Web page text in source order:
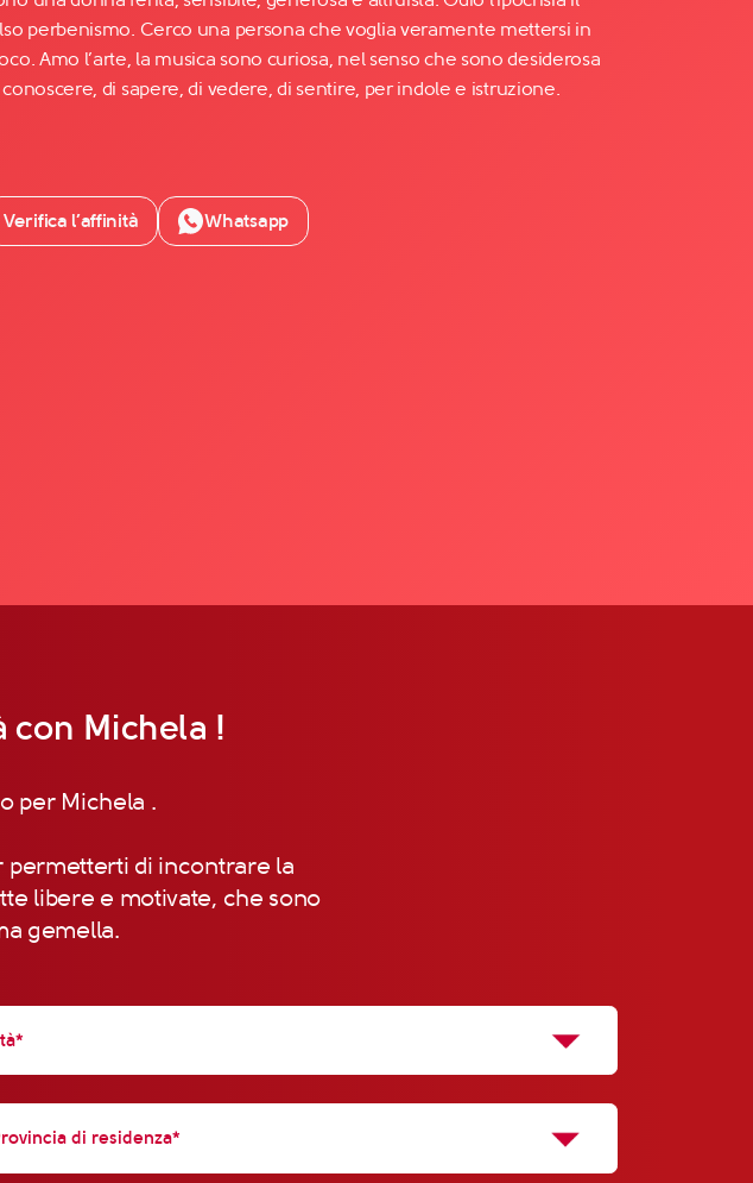
perbenismo. Cerco una persona che voglia veramente mettersi in
Amo l’arte, la musica sono curiosa, nel senso che sono desiderosa
di sapere, di vedere, di sentire, per indole e istruzione.
Verifica l’affinità Whatsapp
con Michela !
per Michela .
permetterti di incontrare la
libere e motivate, che sono
gemella.